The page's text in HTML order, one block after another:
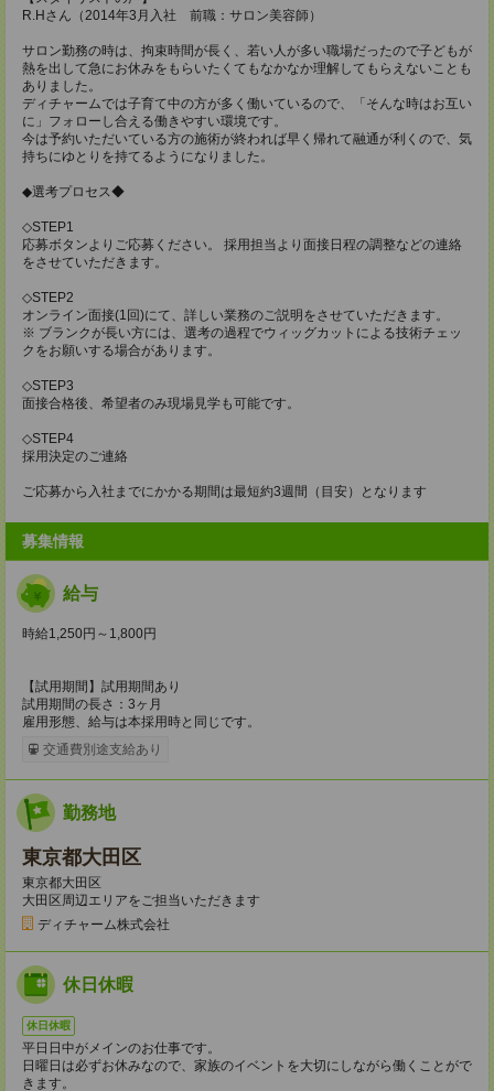
R.Hさん（2014年3月入社 前職：サロン美容師）
サロン勤務の時は、拘束時間が長く、若い人が多い職場だったので子どもが
熱を出して急にお休みをもらいたくてもなかなか理解してもらえないことも
ありました。
ディチャームでは子育て中の方が多く働いているので、「そんな時はお互い
に」フォローし合える働きやすい環境です。
今は予約いただいている方の施術が終われば早く帰れて融通が利くので、気
持ちにゆとりを持てるようになりました。
◆選考プロセス◆
◇STEP1
応募ボタンよりご応募ください。 採用担当より面接日程の調整などの連絡
をさせていただきます。
◇STEP2
オンライン面接(1回)にて、詳しい業務のご説明をさせていただきます。
※ ブランクが長い方には、選考の過程でウィッグカットによる技術チェッ
クをお願いする場合があります。
◇STEP3
面接合格後、希望者のみ現場見学も可能です。
◇STEP4
採用決定のご連絡
ご応募から入社までにかかる期間は最短約3週間（目安）となります
募集情報
給与
時給1,250円～1,800円
【試用期間】試用期間あり
試用期間の長さ：3ヶ月
雇用形態、給与は本採用時と同じです。
交通費別途支給あり
勤務地
東京都大田区
東京都大田区
大田区周辺エリアをご担当いただきます
ディチャーム株式会社
休日休暇
休日休暇
平日日中がメインのお仕事です。
日曜日は必ずお休みなので、家族のイベントを大切にしながら働くことがで
きます。